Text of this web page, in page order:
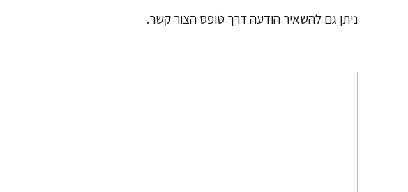
ניתן גם להשאיר הודעה דרך טופס הצור קשר.